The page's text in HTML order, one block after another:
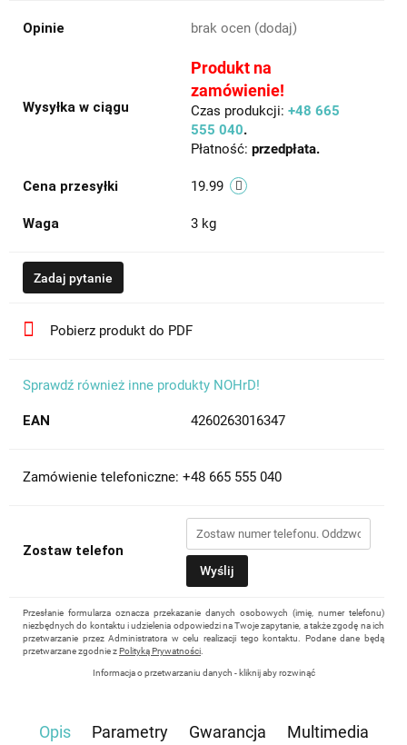
Opinie brak ocen (dodaj)
Wysyłka w ciągu
Produkt na
zamówienie!
Czas produkcji: +48 665
555 040.
Płatność: przedpłata.
Cena przesyłki 19.99
Waga 3 kg
Zadaj pytanie
Pobierz produkt do PDF
Sprawdź również inne produkty NOHrD!
EAN 4260263016347
Zamówienie telefoniczne: +48 665 555 040
Zostaw telefon
Wyślij
Przesłanie formularza oznacza przekazanie danych osobowych (imię, numer telefonu)
niezbędnych do kontaktu i udzielenia odpowiedzi na Twoje zapytanie, a także zgodę na ich
przetwarzanie przez Administratora w celu realizacji tego kontaktu. Podane dane będą
przetwarzane zgodnie zPolityką Prywatności
Informacja o przetwarzaniu danych - kliknij aby rozwinąć
odpowiedzi, może być w każdej chwili wycofana, kontaktując się z administratorem, np.
Opis Parametry Gwarancja Multimedia